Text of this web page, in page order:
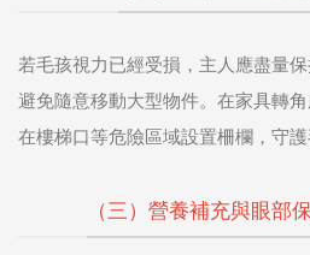
若毛孩視力已經受損，主人應盡量
避免隨意移動大型物件。在家具轉
在樓梯口等危險區域設置柵欄，守護
（三）營養補充與眼部